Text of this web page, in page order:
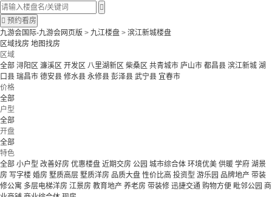

 预约看房
九游会国际-九游会网页版 > 九江楼盘 > 滨江新城楼盘
区域找房 地图找房
区域
全部 浔阳区 濂溪区 开发区 八里湖新区 柴桑区 共青城市 庐山市 都昌县 滨江新城 湖
口县 瑞昌市 德安县 修水县 永修县 彭泽县 武宁县 宜春市
价格
全部
户型
全部
开盘
全部
特色
全部 小户型 改善好房 优惠楼盘 近期交房 公园 城市综合体 环境优美 供暖 学府 湖景
房 写字楼 婚房 墅质高层 墅质洋房 品质大盘 性价比高 投资型 游乐园 品牌地产 带装
修公寓 多层电梯洋房 江景房 教育地产 养老房 带装修 迅捷交通 购物方便 毗邻公园 商